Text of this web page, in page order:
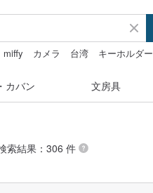
miffy カメラ 台湾
キーホルダー
カバン 文房具
索結果：306 件